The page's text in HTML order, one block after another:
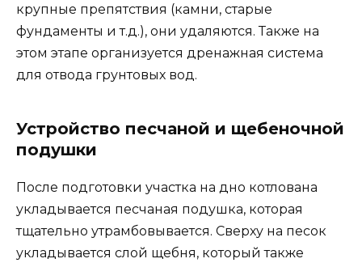
крупные препятствия (камни, старые
фундаменты и т.д.), они удаляются. Также на
этом этапе организуется дренажная система
для отвода грунтовых вод.
Устройство песчаной и щебеночной
подушки
После подготовки участка на дно котлована
укладывается песчаная подушка, которая
тщательно утрамбовывается. Сверху на песок
укладывается слой щебня, который также